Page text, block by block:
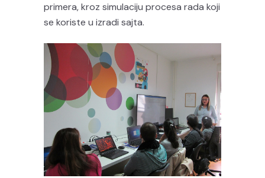
primera, kroz simulaciju procesa rada koji
se koriste u izradi sajta.